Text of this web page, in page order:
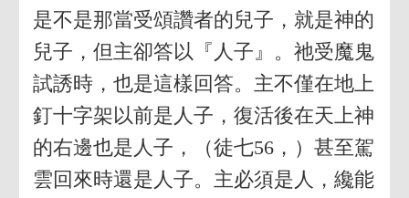
是不是那當受頌讚者的兒子，就是神的
兒子，但主卻答以『人子』。祂受魔鬼
試誘時，也是這樣回答。主不僅在地上
釘十字架以前是人子，復活後在天上神
的右邊也是人子，（徒七56，）甚至駕
雲回來時還是人子。主必須是人，纔能